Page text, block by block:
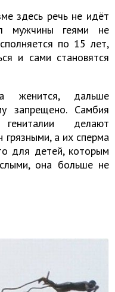
здесь речь не идёт
мужчины геями не
по 15 лет,
и сами становятся
женится, дальше
запрещено. Самбия
делают
грязными, а их сперма
для детей, которым
она больше не